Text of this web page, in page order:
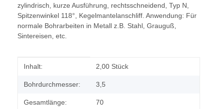
zylindrisch, kurze Ausführung, rechtsschneidend, Typ N,
Spitzenwinkel 118°, Kegelmantelanschliff. Anwendung: Für
normale Bohrarbeiten in Metall z.B. Stahl, Grauguß,
Sintereisen, etc.
Produkteigenschaft
Wert
Inhalt: 2,00 Stück
Bohrdurchmesser: 3,5
Gesamtlänge: 70